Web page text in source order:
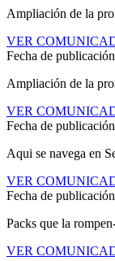
Ampliación de la
VER
Fecha de
Ampliación de la
VER
Fecha de
Aqui se navega en
VER
Fecha de
Packs que la
VER